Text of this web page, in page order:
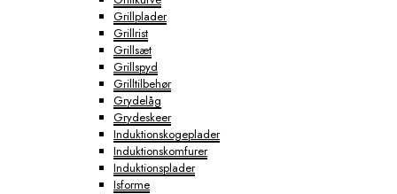
Grillplader
Grillrist
Grillsæt
Grillspyd
Grilltilbehør
Grydelåg
Grydeskeer
Induktionskogeplader
Induktionskomfurer
Induktionsplader
Isforme